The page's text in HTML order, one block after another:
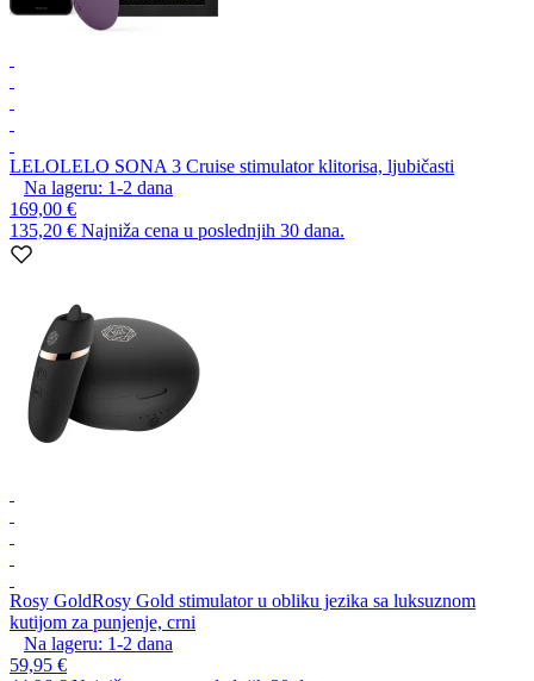
LELOLELO SONA 3 Cruise stimulator klitorisa, ljubičasti
Na lageru: 1-2 dana
169,00 €
135,20 € Najniža cena u poslednjih 30 dana.
Rosy GoldRosy Gold stimulator u obliku jezika sa luksuznom
kutijom za punjenje, crni
Na lageru: 1-2 dana
59,95 €